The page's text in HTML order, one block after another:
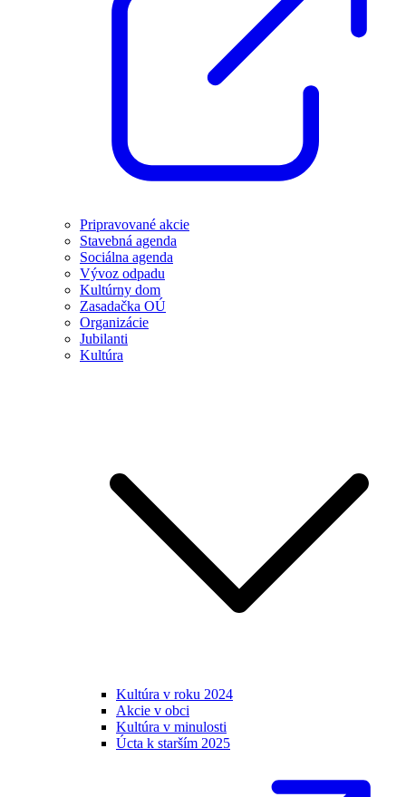
Pripravované akcie
Stavebná agenda
Sociálna agenda
Vývoz odpadu
Kultúrny dom
Zasadačka OÚ
Organizácie
Jubilanti
Kultúra
Kultúra v roku 2024
Akcie v obci
Kultúra v minulosti
Úcta k starším 2025